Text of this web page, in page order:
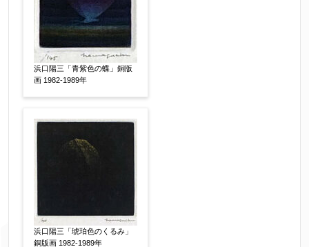
※添付画像は5MBまでのjpg、gif、pig、pdf形式
にてお送りください。
※追加や複数点ある場合はフォーム送信後に送ら
れてくる送信確認メール記載のアドレスからもお
送り頂けます。
▼
浜口陽三「青紫色の蝶」銅版
画 1982-1989年
浜口陽三「琥珀色のくるみ」
銅版画 1982-1989年